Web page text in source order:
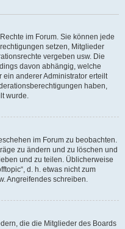
im Forum. Sie können jede
setzen, Mitglieder
vergeben usw. Die
davon abhängig, welche
ein anderer Administrator erteilt
haben,
wurde.
im Forum zu beobachten.
zu ändern und zu löschen und
und zu teilen. Üblicherweise
d. h. etwas nicht zum
Angreifendes schreiben.
die die Mitglieder des Boards